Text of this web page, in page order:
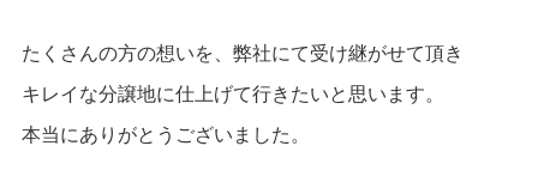
たくさんの方の想いを、弊社にて受け継がせて頂き
キレイな分譲地に仕上げて行きたいと思います。
本当にありがとうございました。